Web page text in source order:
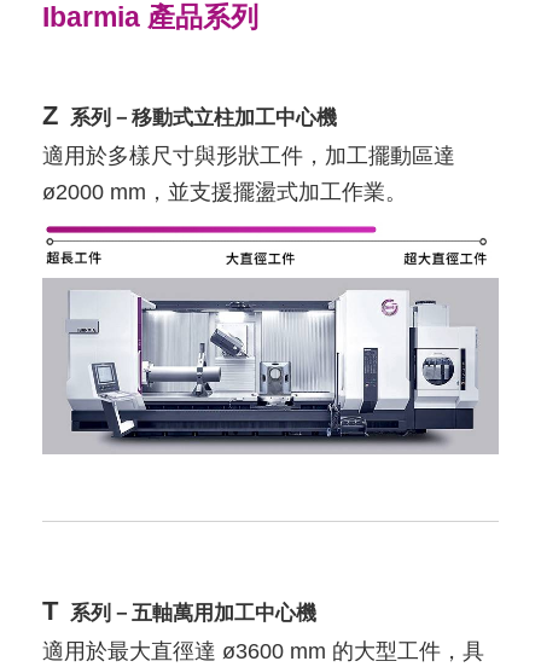
Ibarmia 產品系列
Z 系列－移動式立柱加工中心機
適用於多樣尺寸與形狀工件，加工擺動區達
ø2000 mm，並支援擺盪式加工作業。
T 系列－五軸萬用加工中心機
適用於最大直徑達 ø3600 mm 的大型工件，具